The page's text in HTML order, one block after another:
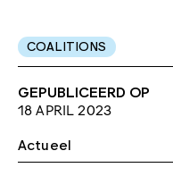
COALITIONS
GEPUBLICEERD OP
18 APRIL 2023
Actueel